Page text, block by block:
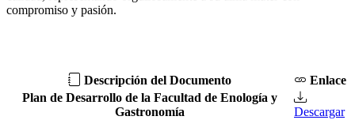
compromiso y pasión.
Descripción del Documento
Enlace
Plan de Desarrollo de la Facultad de Enología y
Gastronomía
Descargar